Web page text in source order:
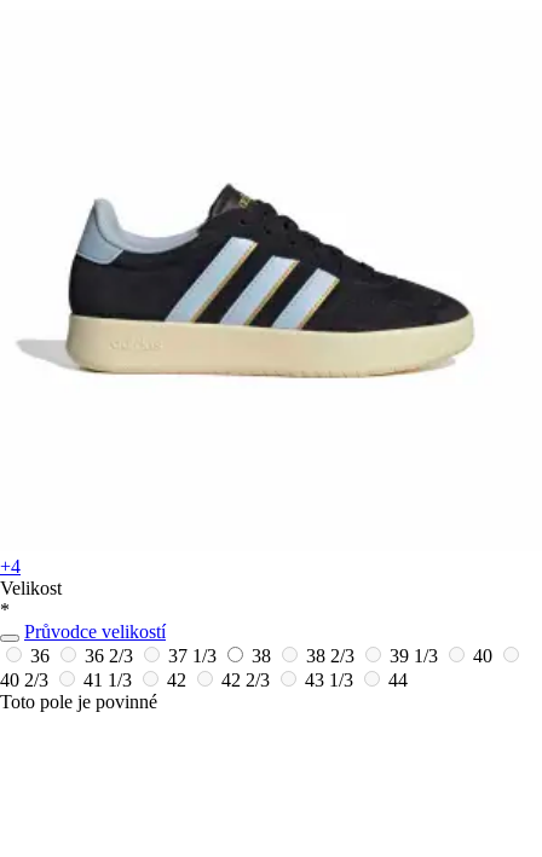
+4
Velikost
*
Průvodce velikostí
36
36 2/3 37 1/3 38 38 2/3 39 1/3
40
40 2/3
41 1/3 42 42 2/3 43 1/3
44
Toto pole je povinné